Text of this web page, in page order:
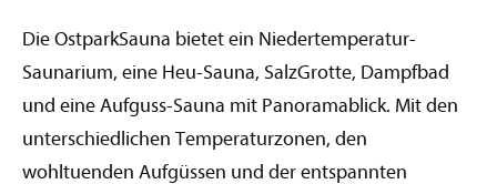
Die OstparkSauna bietet ein Niedertemperatur-
Saunarium, eine Heu-Sauna, SalzGrotte, Dampfbad
und eine Aufguss-Sauna mit Panoramablick. Mit den
unterschiedlichen Temperaturzonen, den
wohltuenden Aufgüssen und der entspannten